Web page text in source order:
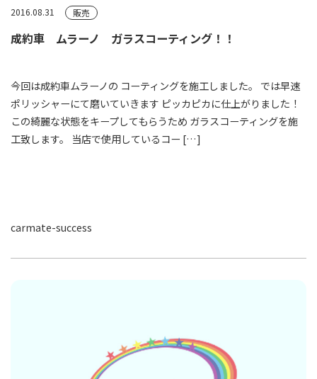
2016.08.31 販売
成約車 ムラーノ ガラスコーティング！！
今回は成約車ムラーノの コーティングを施工しました。 では早速
ポリッシャーにて磨いていきます ピッカピカに仕上がりました！
この綺麗な状態をキープしてもらうため ガラスコーティングを施
工致します。 当店で使用しているコー […]
carmate-success